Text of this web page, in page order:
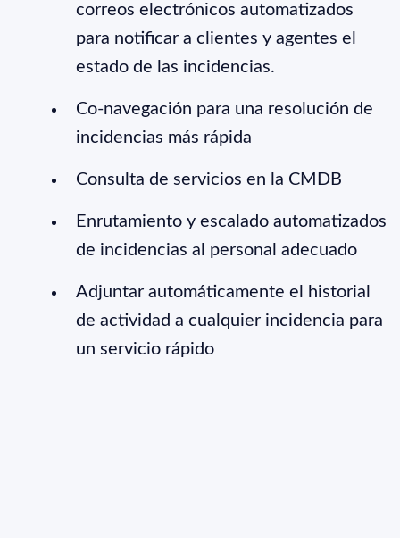
correos electrónicos automatizados
para notificar a clientes y agentes el
estado de las incidencias.
Co-navegación para una resolución de
incidencias más rápida
Consulta de servicios en la CMDB
Enrutamiento y escalado automatizados
de incidencias al personal adecuado
Adjuntar automáticamente el historial
de actividad a cualquier incidencia para
un servicio rápido